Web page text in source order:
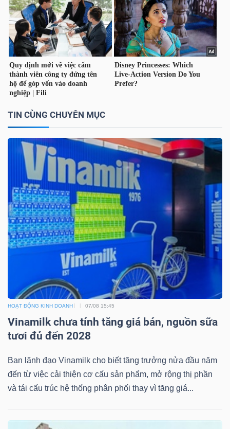
TIN CÙNG CHUYÊN MỤC
HOẠT ĐỘNG KINH DOANH 07/08 15:45
Vinamilk chưa tính tăng giá bán, nguồn sữa
tươi đủ đến 2028
Ban lãnh đạo Vinamilk cho biết tăng trưởng nửa đầu năm
đến từ việc cải thiện cơ cấu sản phẩm, mở rộng thị phần
và tái cấu trúc hệ thống phân phối thay vì tăng giá...
TÀI
CHÍNH
CÁ
NHÂN
PHÂN
TÍCH
VIETSTOCKFINANCE
VĨ
MÔ
NGHIỆP
CỔ
PHIẾU